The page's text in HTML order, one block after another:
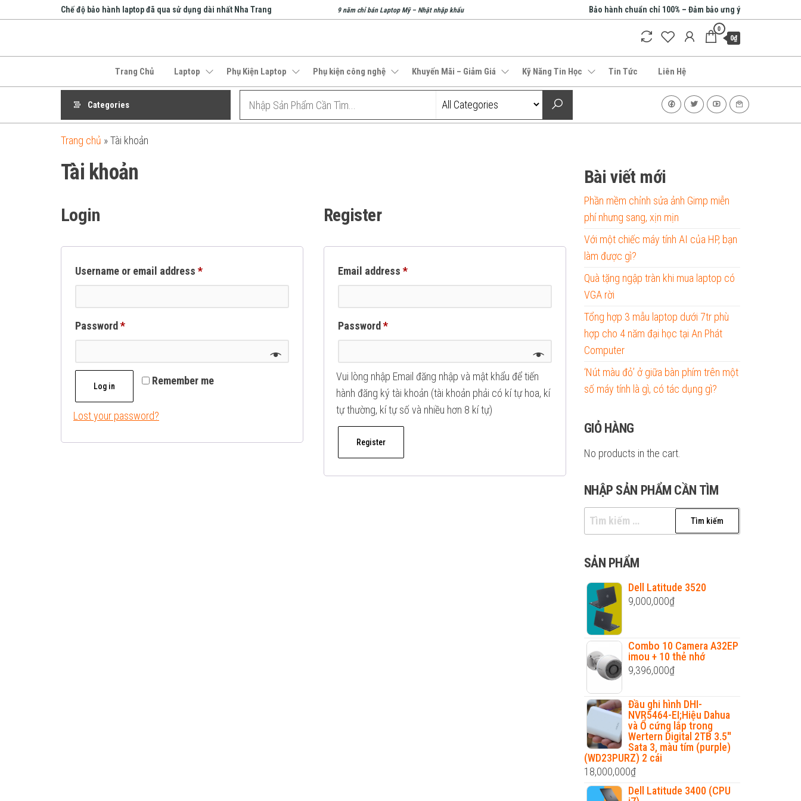
content
Chế độ bảo hành laptop đã qua sử dụng dài nhất Nha Trang 9 năm chỉ bán Laptop Mỹ – Nhật nhập khẩu Bảo hành chuẩn chỉ 100% – Đảm bảo ưng ý
Computer
0
0₫
Trang Chủ Laptop Phụ Kiện Laptop Phụ kiện công nghệ Khuyến Mãi – Giảm Giá Kỹ Năng Tin Học Tin Tức Liên Hệ
Categories
Trang chủ »Tài khoản
Tài khoản
Login
Username or email address *Required
Password *Required
Remember me
Log in
Lost your password?
Register
Email address *Required
Password *Required
Vui lòng nhập Email đăng nhập và mật khẩu để tiến
hành đăng ký tài khoản (tài khoản phải có kí tự hoa, kí
tự thường, kí tự số và nhiều hơn 8 kí tự)
Register
Bài viết mới
Phần mềm chỉnh sửa ảnh Gimp miễn
phí nhưng sang, xịn mịn
Với một chiếc máy tính AI của HP, bạn
làm được gì?
Quà tặng ngập tràn khi mua laptop có
VGA rời
Tổng hợp 3 mẫu laptop dưới 7tr phù
hợp cho 4 năm đại học tại An Phát
Computer
‘Nút màu đỏ’ ở giữa bàn phím trên một
số máy tính là gì, có tác dụng gì?
GIỎ HÀNG
No products in the cart.
NHẬP SẢN PHẨM CẦN TÌM
Tìm
kiếm
SẢN PHẨM
Dell Latitude 3520
9,000,000₫
Combo 10 Camera A32EP
imou + 10 thẻ nhớ
9,396,000₫
Đầu ghi hình DHI-
NVR5464-EI;Hiệu Dahua
và Ổ cứng lắp trong
Wertern Digital 2TB 3.5''
Sata 3, màu tím (purple)
(WD23PURZ) 2 cái
18,000,000₫
Dell Latitude 3400 (CPU